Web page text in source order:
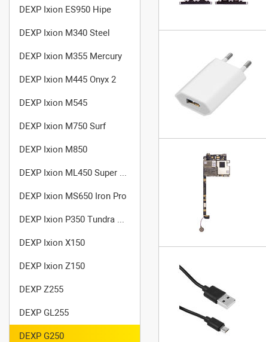
DEXP Ixion ES950 Hipe
DEXP Ixion M340 Steel
DEXP Ixion M355 Mercury
DEXP Ixion M445 Onyx 2
DEXP Ixion M545
DEXP Ixion M750 Surf
DEXP Ixion M850
DEXP Ixion ML450 Super Force
DEXP Ixion MS650 Iron Pro
DEXP Ixion P350 Tundra Rev.2
DEXP Ixion X150
DEXP Ixion Z150
DEXP Z255
DEXP GL255
DEXP G250